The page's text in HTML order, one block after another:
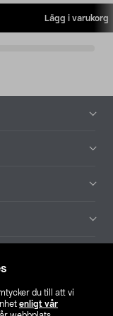
du till att vi
enligt vår
Lägg i varukorg